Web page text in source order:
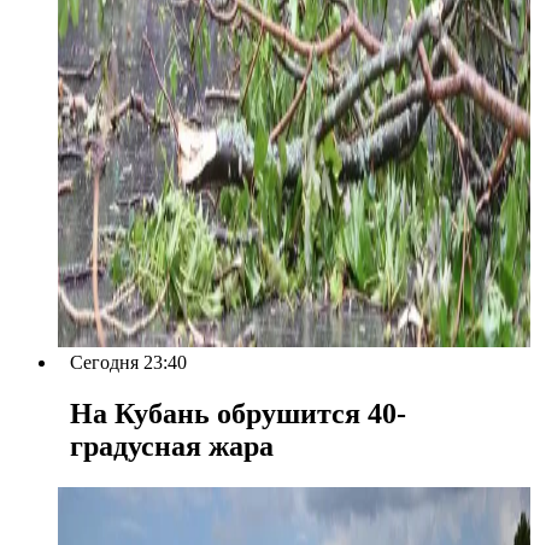
Сегодня 23:40
На Кубань обрушится 40-
градусная жара